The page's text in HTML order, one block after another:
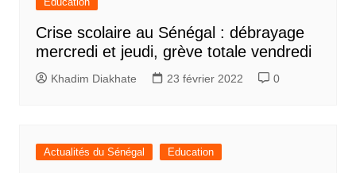
Crise scolaire au Sénégal : débrayage
mercredi et jeudi, grève totale vendredi
Khadim Diakhate 23 février 2022 0
Actualités du Sénégal Education